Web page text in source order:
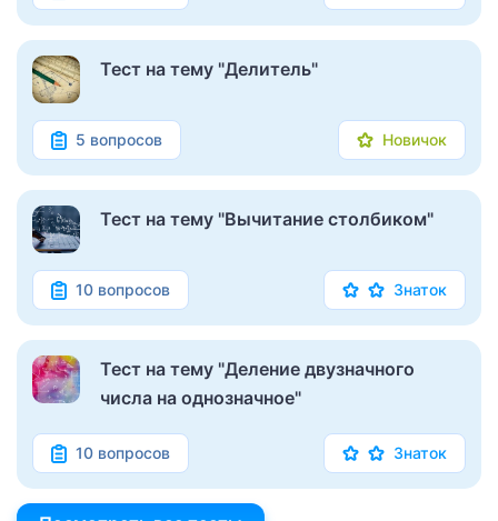
Тест на тему "Делитель"
5 вопросов Новичок
Тест на тему "Вычитание столбиком"
10 вопросов Знаток
Тест на тему "Деление двузначного
числа на однозначное"
10 вопросов Знаток